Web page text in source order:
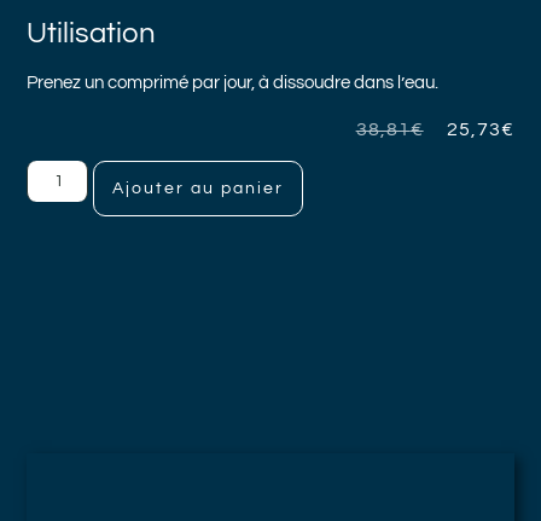
Utilisation
Prenez un comprimé par jour, à dissoudre dans l’eau.
38,81€ 25,73€
Ajouter au panier